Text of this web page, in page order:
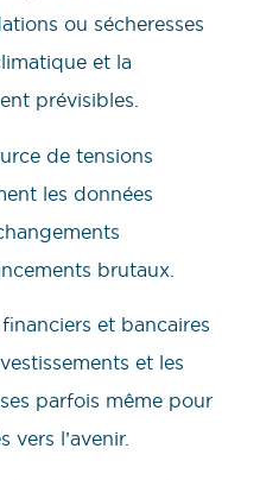
ou sécheresses
et la
prévisibles.
de tensions
les données
brutaux.
et bancaires
et les
parfois même pour
vers l’avenir.